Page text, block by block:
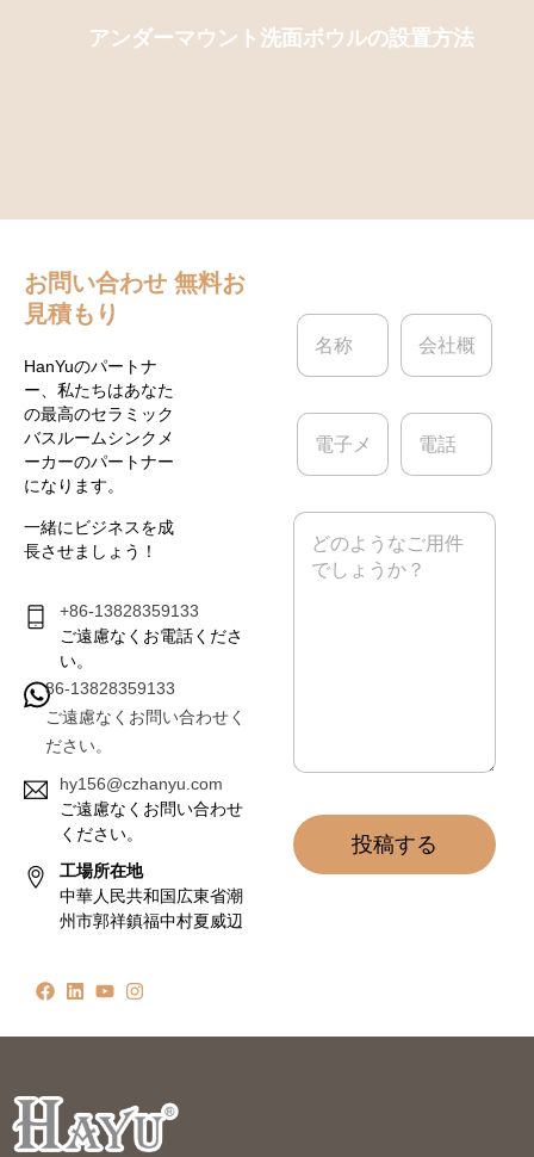
アンダーマウント洗面ボウルの設置方法
お問い合わせ 無料お
見積もり
HanYuのパートナ
ー、私たちはあなた
の最高のセラミック
バスルームシンクメ
ーカーのパートナー
になります。
一緒にビジネスを成
長させましょう！
+86-13828359133
ご遠慮なくお電話くださ
い。
86-13828359133
ご遠慮なくお問い合わせく
ださい。
hy156@czhanyu.com
ご遠慮なくお問い合わせ
ください。
工場所在地
中華人民共和国広東省潮
州市郭祥鎮福中村夏威辺
名
*
会
概
電
メ
ル
電
メ
投稿する